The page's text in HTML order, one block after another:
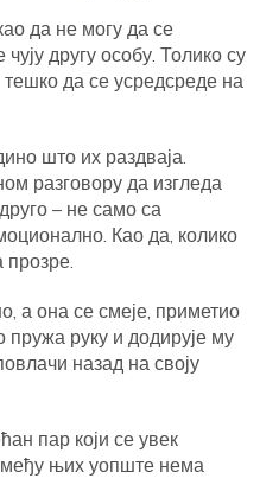
да не могу да се
другу особу. Толико су
да се усредсреде на
што их раздваја.
разговору да изгледа
– не само са
Као да, колико
прозре.
а она се смеје, приметио
руку и додирује му
назад на своју
пар који се увек
њих уопште нема